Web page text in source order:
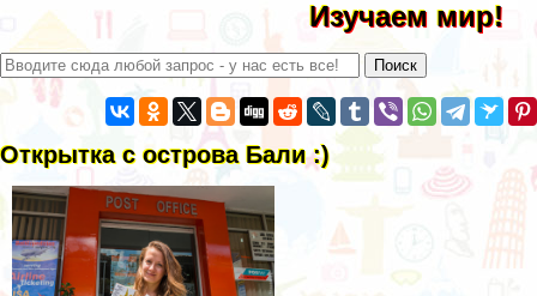
Изучаем мир!
Открытка с острова Бали :)